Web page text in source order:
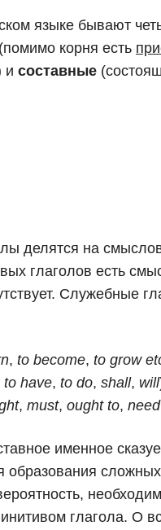
языке бывают
(помимо корня есть
и составные
делятся на
глаголов есть
Служебные
, to become, to grow
to have, to do, shall, will
, must, ought to, need
именное
образования
глагола. О